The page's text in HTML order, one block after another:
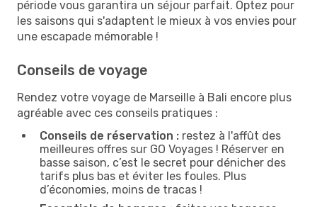
période vous garantira un séjour parfait. Optez pour
les saisons qui s'adaptent le mieux à vos envies pour
une escapade mémorable !
Conseils de voyage
Rendez votre voyage de Marseille à Bali encore plus
agréable avec ces conseils pratiques :
Conseils de réservation : restez à l'affût des
meilleures offres sur GO Voyages ! Réserver en
basse saison, c’est le secret pour dénicher des
tarifs plus bas et éviter les foules. Plus
d’économies, moins de tracas !